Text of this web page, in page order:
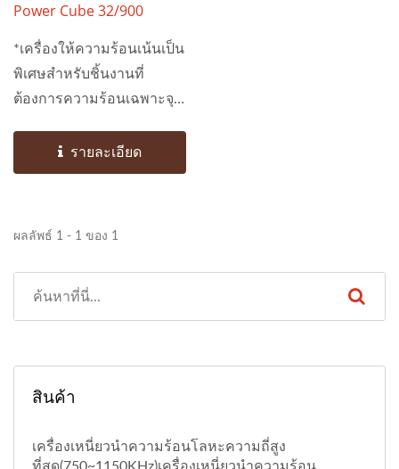
Power Cube 32/900
*เครื่องให้ความร้อนเน้นเป็น
พิเศษสำหรับชิ้นงานที่
ต้องการความร้อนเฉพาะจุด
เหมาะสำหรับติดตั้งกับ
อุปกรณ์การผลิตอัตโนมัติ
รายละเอียด
ผลลัพธ์ 1 - 1 ของ 1
สินค้า
เครื่องเหนี่ยวนำความร้อนโลหะความถี่สูง